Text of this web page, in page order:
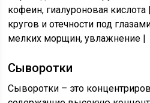
кофеин, гиалуроновая
кругов и отечности под
мелких морщин, увлажнение |
Сыворотки
Сыворотки – это